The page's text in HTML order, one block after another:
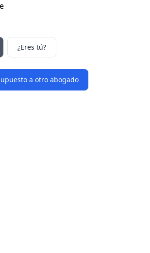
¿Eres tú?
a otro abogado